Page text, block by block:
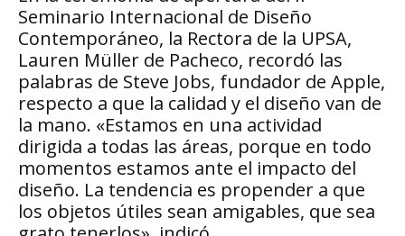
Seminario Internacional de Diseño
Contemporáneo, la Rectora de la UPSA,
Lauren Müller de Pacheco, recordó las
palabras de Steve Jobs, fundador de Apple,
respecto a que la calidad y el diseño van de
la mano. «Estamos en una actividad
dirigida a todas las áreas, porque en todo
momentos estamos ante el impacto del
diseño. La tendencia es propender a que
los objetos útiles sean amigables, que sea